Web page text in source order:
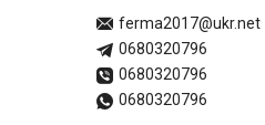
ferma2017@ukr.net
0680320796
0680320796
0680320796